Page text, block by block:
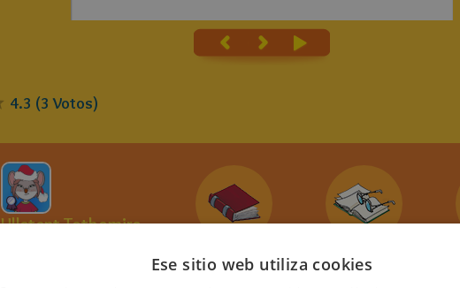
4.3 (3 Votos)
Ullatent Tothomira
Ese sitio web utiliza cookies